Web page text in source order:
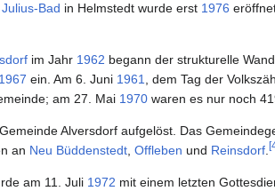
Julius-Bad in Helmstedt wurde erst 1976
im Jahr 1962 begann der strukturelle
1967 ein. Am 6. Juni 1961
, dem Tag der
am 27. Mai 1970 waren es nur noch
Alversdorf aufgelöst. Das
an Neu Büddenstedt Offleben und Reinsdorf [
am 11. Juli 1972 mit einem letzten